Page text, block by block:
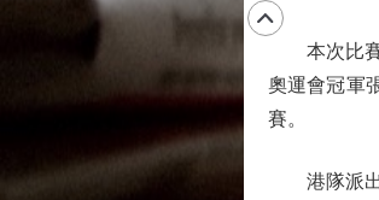
本次比賽
奧運會冠軍
賽。
港隊派出